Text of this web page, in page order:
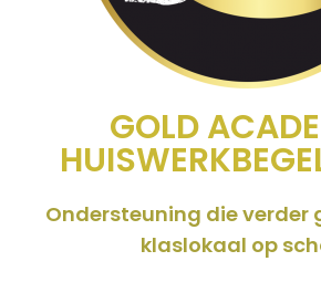
GOLD
Ondersteuning die verder
klaslokaal op